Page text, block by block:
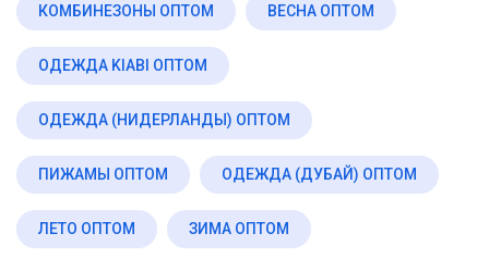
КОМБИНЕЗОНЫ ОПТОМ ВЕСНА ОПТОМ
ОДЕЖДА KIABI ОПТОМ
ОДЕЖДА (НИДЕРЛАНДЫ) ОПТОМ
ПИЖАМЫ ОПТОМ ОДЕЖДА (ДУБАЙ) ОПТОМ
ЛЕТО ОПТОМ ЗИМА ОПТОМ